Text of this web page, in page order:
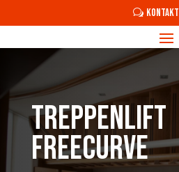
KONTAKT
Treppenlift
Freecurve